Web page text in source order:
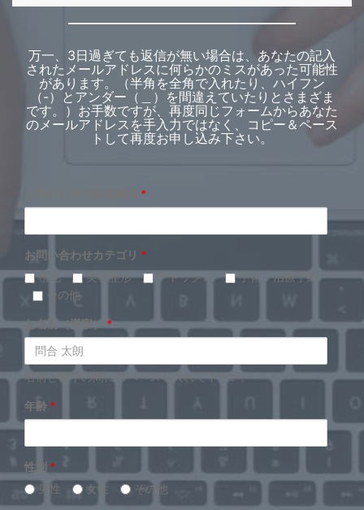
万一、3日過ぎても返信が無い場合は、あなたの記入
されたメールアドレスに何らかのミスがあった可能性
があります。（半角を全角で入れたり、ハイフン
（-）とアンダー（＿）を間違えていたりとさまざま
です。）お手数ですが、再度同じフォームからあなた
のメールアドレスを手入力ではなく、コピー＆ペース
トして再度お申し込み下さい。
*
お問い合わせカテゴリ *
植毛
美容整形 デトックス
手術・治療予約
その他
お名前（漢字） *
名前と苗字の間にスペースを入れて下さい。
年齢 *
性別 *
男性
女性 その他